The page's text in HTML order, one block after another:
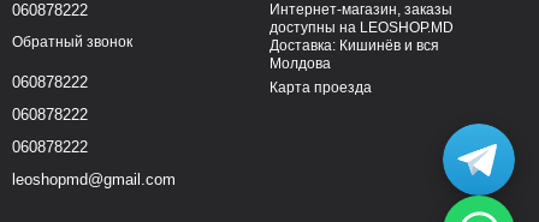
060878222
Обратный звонок
060878222
060878222
060878222
leoshopmd@gmail.com
Интернет-магазин, заказы
доступны на LEOSHOP.MD
Доставка: Кишинёв и вся
Молдова
Карта проезда